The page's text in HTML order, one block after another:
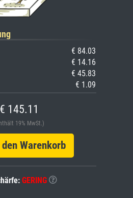
€ 84.03
€ 14.16
€ 45.83
€ 1.09
€ 145.11
19% MwSt.)
Warenkorb
GERING